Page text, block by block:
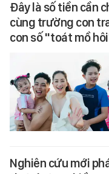
Đây là số tiền cần
cùng trường con
con số "toát mồ
Nghiên cứu mới